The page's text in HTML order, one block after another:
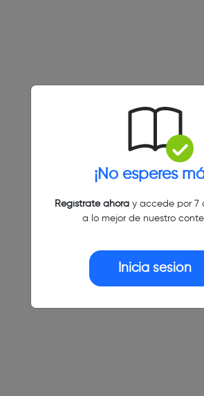
¡No esperes
Regístrate ahoray accede por 7
a lo mejor de nuestro
Inicia sesión